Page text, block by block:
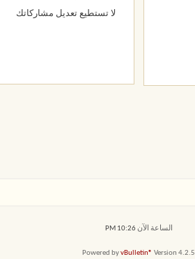
لا تستطيع تعديل مشاركاتك
الساعة الآن10:26 PM
Powered byvBulletin® Version 4.2.5